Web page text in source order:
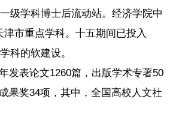
级学科博士后流动站。经济学院中
津市重点学科。十五期间已投入
科的软建设。
表论文1260篇，出版学术专著50
果奖34项，其中，全国高校人文社